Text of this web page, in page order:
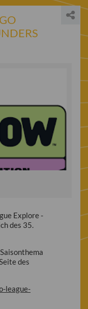
Explore -
des 35.
des
league-